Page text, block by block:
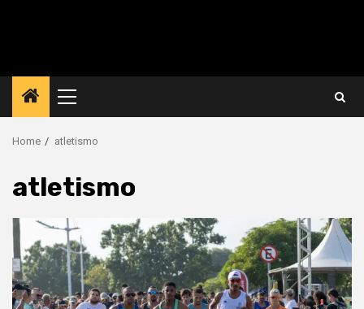
Primary
Menu
Home atletismo
atletismo